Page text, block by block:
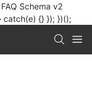
Schema v2
{} }); })();